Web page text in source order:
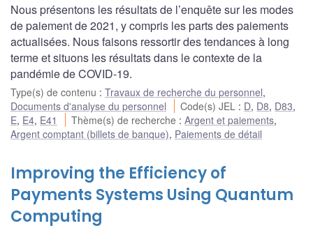
Nous présentons les résultats de l’enquête sur les modes
de paiement de 2021, y compris les parts des paiements
actualisées. Nous faisons ressortir des tendances à long
terme et situons les résultats dans le contexte de la
pandémie de COVID-19.
Type(s) de contenu : Travaux de recherche du personnel,
Documents d'analyse du personnel
Code(s) JEL : D, D8, D83,
E, E4, E41 Thème(s) de recherche :Argent et paiements,
Argent comptant (billets de banque), Paiements de détail
Improving the Efficiency of
Payments Systems Using Quantum
Computing